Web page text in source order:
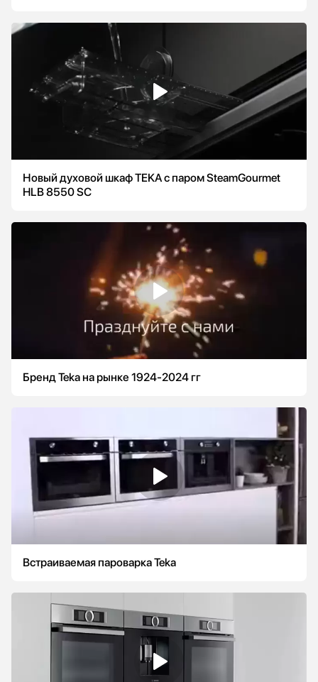
Новый духовой шкаф TEKA с паром SteamGourmet
HLB 8550 SC
Бренд Teka на рынке 1924-2024 гг
Встраиваемая пароварка Teka